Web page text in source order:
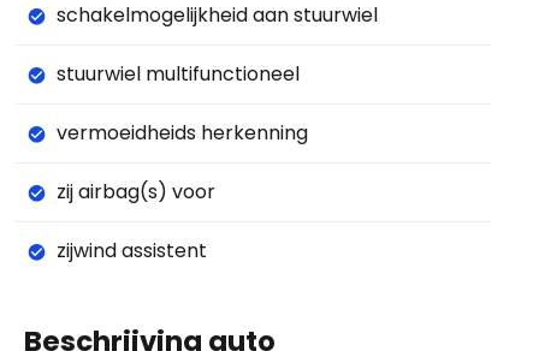
schakelmogelijkheid aan stuurwiel
stuurwiel multifunctioneel
vermoeidheids herkenning
zij airbag(s) voor
zijwind assistent
Beschrijving auto